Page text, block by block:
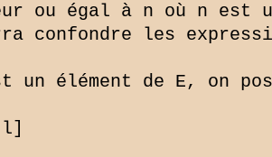
ou égal à n où n est
confondre les
un élément de E,